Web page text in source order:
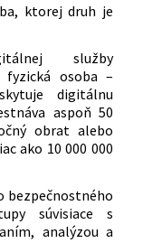
ktorej druh je
služby
fyzická osoba –
digitálnu
aspoň 50
obrat alebo
ako 10 000 000
bezpečnostného
súvisiace s
analýzou a